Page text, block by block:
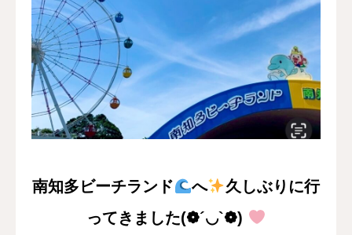
南知多ビーチランド へ
久しぶりに行
ってきました(❁´◡`❁)
事業案内
ブログ
お知らせ
採用情報